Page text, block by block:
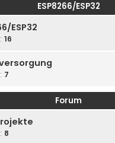
ESP8266/ESP32
ESP32
16
7
Forum
8